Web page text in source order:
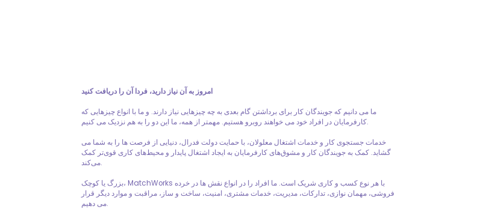
امروز به آن نیاز دارید، فردا آن را دریافت کنید
ما می دانیم که جویندگان کار برای برداشتن گام بعدی به چه چیزهایی نیاز دارند. و ما با انواع چیزهایی که
کارفرمایان در افراد خود می خواهند روبرو هستیم. مهمتر از همه، ما این دو را به هم نزدیک می کنیم.
خدمات جستجوی کار و خدمات اشتغال معلولان، با حمایت دولت فدرال، دنیایی از فرصت ها را به شما می
گشاید. کمک به جویندگان کار و مشوق‌های کارفرمایان به ایجاد اشتغال پایدار و محیط‌های کاری قوی‌تر کمک
می‌کند.
بزرگ یا کوچک، MatchWorks با هر نوع کسب و کاری شریک است. ما افراد را در انواع نقش ها در خرده
فروشی، مهمان نوازی، تدارکات، مدیریت، خدمات مشتری، امنیت، ساخت و ساز، مراقبت و موارد دیگر قرار
می دهیم.